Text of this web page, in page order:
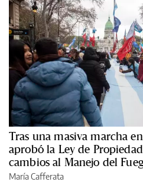
Tras una masiva marcha
aprobó la Ley de
cambios al Manejo del
María Cafferata